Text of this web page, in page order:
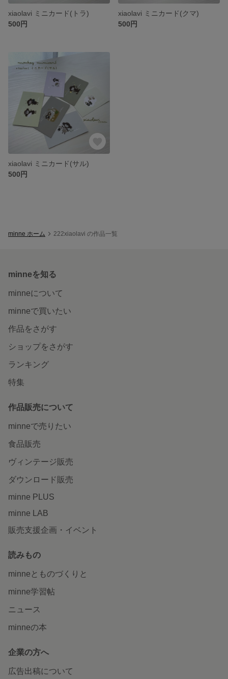
xiaolavi ミニカード(トラ)
500円
xiaolavi ミニカード(クマ)
500円
xiaolavi ミニカード(サル)
500円
minne ホーム 222xiaolavi の作品一覧
minneを知る
minneについて
minneで買いたい
作品をさがす
ショップをさがす
ランキング
特集
作品販売について
minneで売りたい
食品販売
ヴィンテージ販売
ダウンロード販売
minne PLUS
minne LAB
販売支援企画・イベント
読みもの
minneとものづくりと
minne学習帖
ニュース
minneの本
企業の方へ
広告出稿について